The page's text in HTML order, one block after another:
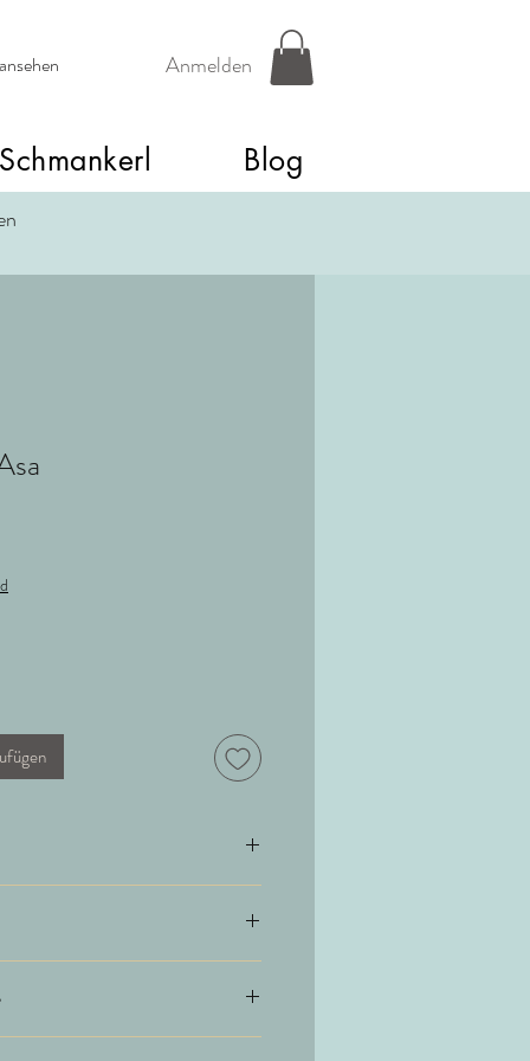
Anmelden
Schmankerl Blog